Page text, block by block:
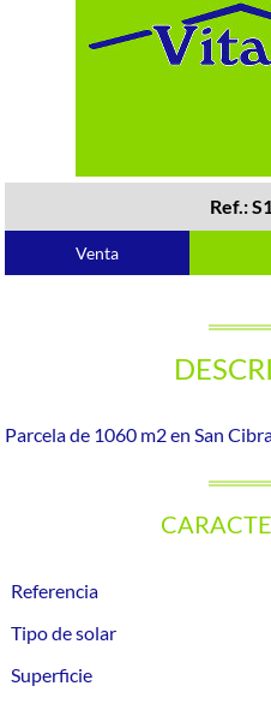
Ref.:
Venta
Parcela de 1060 m2 en San
Referencia
Tipo de solar
Superficie